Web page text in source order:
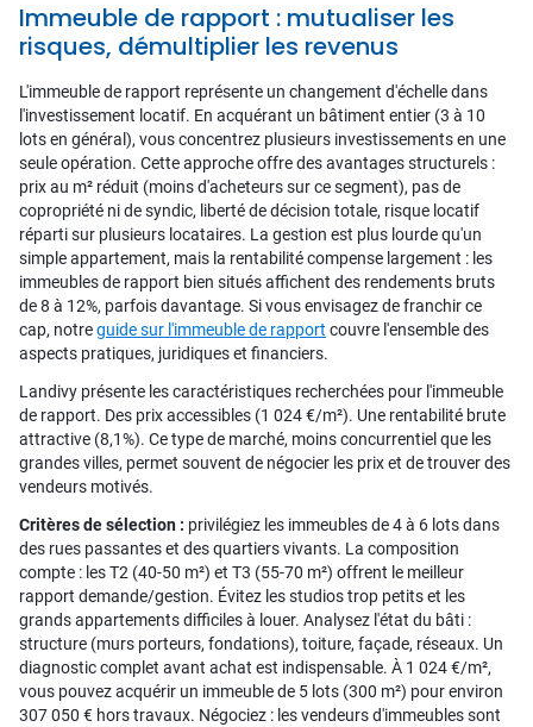
Immeuble de rapport : mutualiser les
risques, démultiplier les revenus
L'immeuble de rapport représente un changement d'échelle dans
l'investissement locatif. En acquérant un bâtiment entier (3 à 10
lots en général), vous concentrez plusieurs investissements en une
seule opération. Cette approche offre des avantages structurels :
prix au m² réduit (moins d'acheteurs sur ce segment), pas de
copropriété ni de syndic, liberté de décision totale, risque locatif
réparti sur plusieurs locataires. La gestion est plus lourde qu'un
simple appartement, mais la rentabilité compense largement : les
immeubles de rapport bien situés affichent des rendements bruts
de 8 à 12%, parfois davantage. Si vous envisagez de franchir ce
cap, notreguide sur l'immeuble de rapport couvre l'ensemble des
aspects pratiques, juridiques et financiers.
Landivy présente les caractéristiques recherchées pour l'immeuble
de rapport. Des prix accessibles (1 024 €/m²). Une rentabilité brute
attractive (8,1%). Ce type de marché, moins concurrentiel que les
grandes villes, permet souvent de négocier les prix et de trouver des
vendeurs motivés.
Critères de sélection : privilégiez les immeubles de 4 à 6 lots dans
des rues passantes et des quartiers vivants. La composition
compte : les T2 (40-50 m²) et T3 (55-70 m²) offrent le meilleur
rapport demande/gestion. Évitez les studios trop petits et les
grands appartements difficiles à louer. Analysez l'état du bâti :
structure (murs porteurs, fondations), toiture, façade, réseaux. Un
diagnostic complet avant achat est indispensable. À 1 024 €/m²,
vous pouvez acquérir un immeuble de 5 lots (300 m²) pour environ
307 050 € hors travaux. Négociez : les vendeurs d'immeubles sont